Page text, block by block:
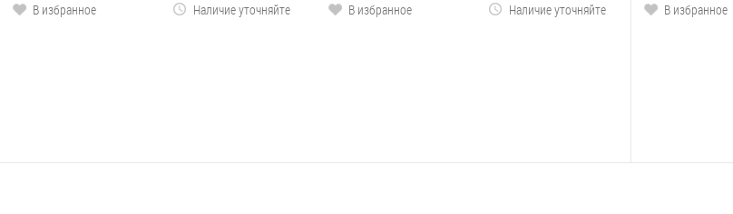
В избранное
Наличие уточняйте
В избранное
Наличие уточняйте
В избранное